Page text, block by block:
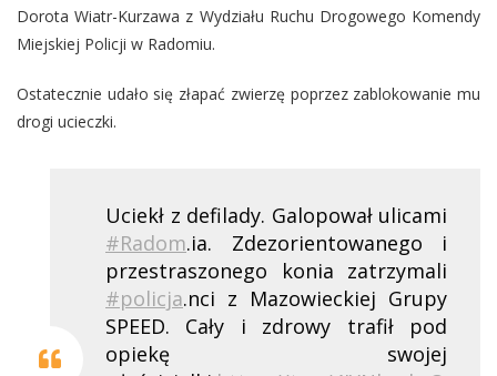
Dorota Wiatr-Kurzawa z Wydziału Ruchu Drogowego Komendy
Miejskiej Policji w Radomiu.
Ostatecznie udało się złapać zwierzę poprzez zablokowanie mu
drogi ucieczki.
Uciekł z defilady. Galopował ulicami
#Radom.ia. Zdezorientowanego i
przestraszonego konia zatrzymali
#policja.nci z Mazowieckiej Grupy
SPEED. Cały i zdrowy trafił pod
opiekę swojej